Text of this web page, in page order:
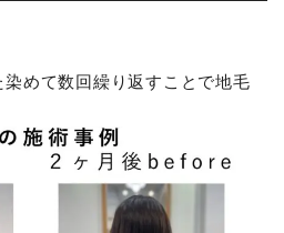
めて数回繰り返すことで地毛